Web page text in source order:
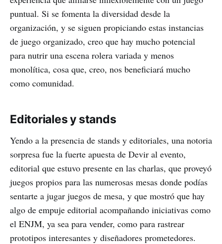
puntual. Si se fomenta la diversidad desde la
organización, y se siguen propiciando estas instancias
de juego organizado, creo que hay mucho potencial
para nutrir una escena rolera variada y menos
monolítica, cosa que, creo, nos beneficiará mucho
como comunidad.
Editoriales y stands
Yendo a la presencia de stands y editoriales, una notoria
sorpresa fue la fuerte apuesta de Devir al evento,
editorial que estuvo presente en las charlas, que proveyó
juegos propios para las numerosas mesas donde podías
sentarte a jugar juegos de mesa, y que mostró que hay
algo de empuje editorial acompañando iniciativas como
el ENJM, ya sea para vender, como para rastrear
prototipos interesantes y diseñadores prometedores.